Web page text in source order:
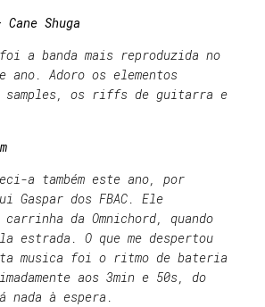
Cane Shuga
a banda mais reproduzida no
ano. Adoro os elementos
samples, os riffs de guitarra e
a também este ano, por
Gaspar dos FBAC. Ele
da Omnichord, quando
estrada. O que me despertou
musica foi o ritmo de bateria
aos 3min e 50s, do
nada à espera.